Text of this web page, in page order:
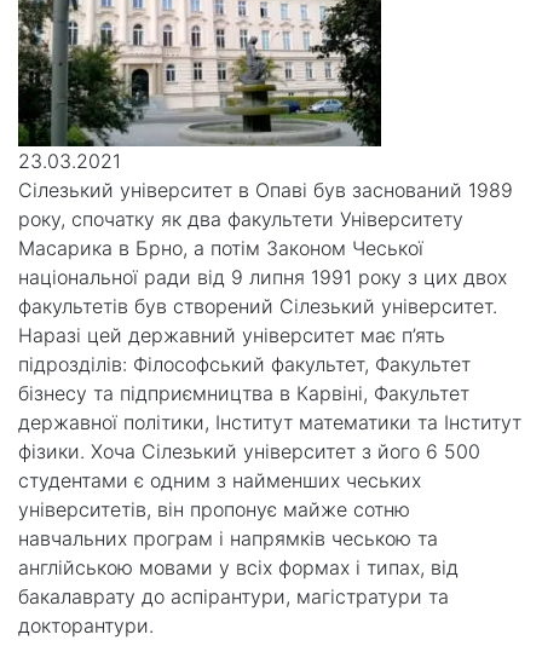
23.03.2021
Сілезький університет в Опаві був заснований 1989
року, спочатку як два факультети Університету
Масарика в Брно, а потім Законом Чеської
національної ради від 9 липня 1991 року з цих двох
факультетів був створений Сілезький університет.
Наразі цей державний університет має п’ять
підрозділів: Філософський факультет, Факультет
бізнесу та підприємництва в Карвіні, Факультет
державної політики, Інститут математики та Інститут
фізики. Хоча Сілезький університет з його 6 500
студентами є одним з найменших чеських
університетів, він пропонує майже сотню
навчальних програм і напрямків чеською та
англійською мовами у всіх формах і типах, від
бакалаврату до аспірантури, магістратури та
докторантури.